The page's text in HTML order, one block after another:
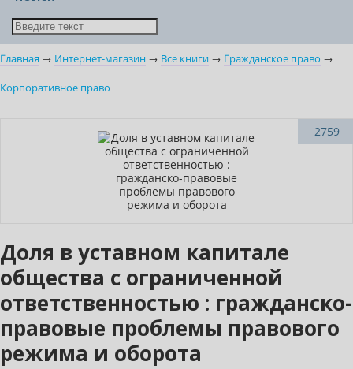
Главная → Интернет-магазин → Все книги → Гражданское право →
Корпоративное право
2759
Доля в уставном капитале
общества с ограниченной
ответственностью : гражданско-
правовые проблемы правового
режима и оборота